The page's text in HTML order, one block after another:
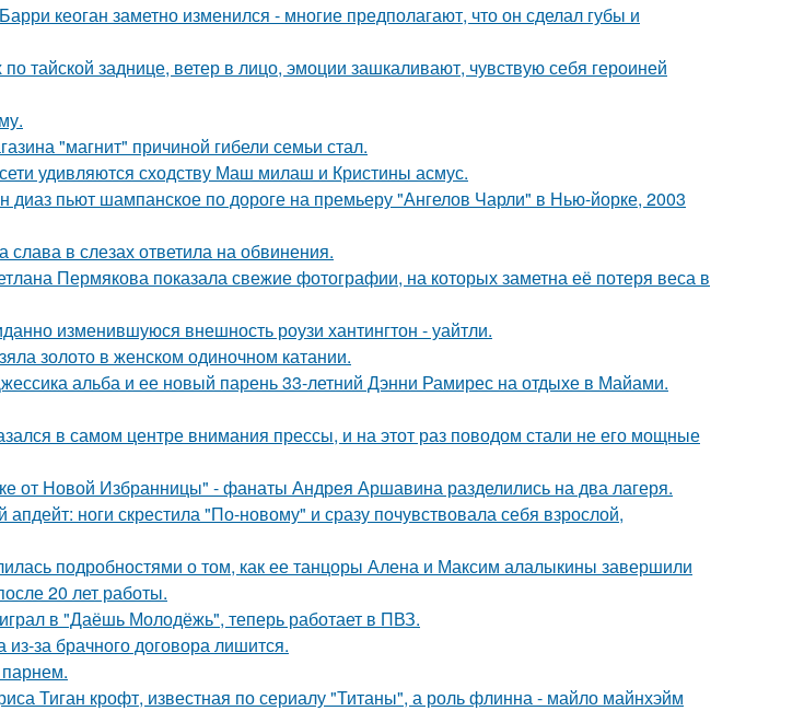
кеоган заметно изменился - многие предполагают, что он сделал губы и
тайской заднице, ветер в лицо, эмоции зашкаливают, чувствую себя героиней
"магнит" причиной гибели семьи стал.
удивляются сходству Маш милаш и Кристины асмус.
пьют шампанское по дороге на премьеру "Ангелов Чарли" в Нью-йорке, 2003
в слезах ответила на обвинения.
Пермякова показала свежие фотографии, на которых заметна её потеря веса в
изменившуюся внешность роузи хантингтон - уайтли.
золото в женском одиночном катании.
альба и ее новый парень 33-летний Дэнни Рамирес на отдыхе в Майами.
в самом центре внимания прессы, и на этот раз поводом стали не его мощные
от Новой Избранницы" - фанаты Андрея Аршавина разделились на два лагеря.
ноги скрестила "По-новому" и сразу почувствовала себя взрослой,
подробностями о том, как ее танцоры Алена и Максим алалыкины завершили
20 лет работы.
в "Даёшь Молодёжь", теперь работает в ПВЗ.
за брачного договора лишится.
Тиган крофт, известная по сериалу "Титаны", а роль флинна - майло майнхэйм